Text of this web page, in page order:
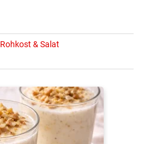
Rohkost & Salat